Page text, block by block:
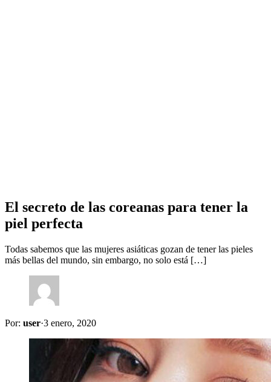
El secreto de las coreanas para tener la
piel perfecta
Todas sabemos que las mujeres asiáticas gozan de tener las pieles
más bellas del mundo, sin embargo, no solo está […]
Por: user·3 enero, 2020